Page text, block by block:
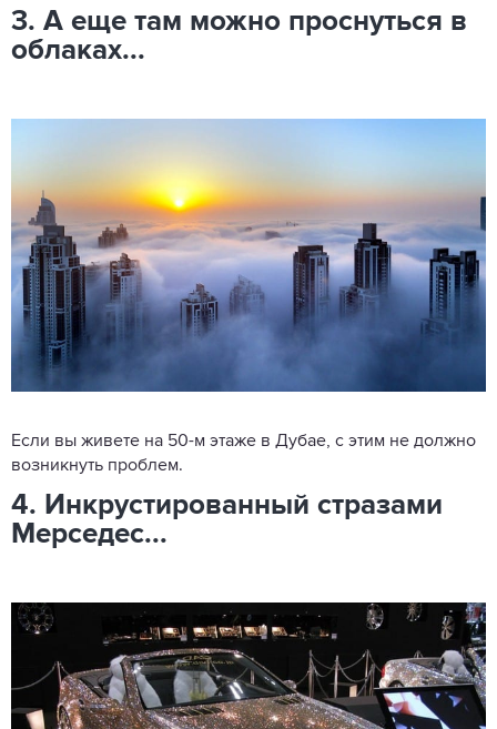
3. А еще там можно проснуться в
облаках...
Если вы живете на 50-м этаже в Дубае, с этим не должно
возникнуть проблем.
4. Инкрустированный стразами
Мерседес...